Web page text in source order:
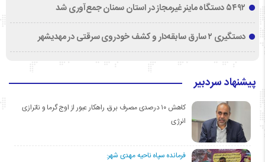
۵۴۹۲ دستگاه ماینر غیرمجاز در استان سمنان جمع‌آوری شد
دستگیری ۲ سارق سابقه‌دار و کشف خودروی سرقتی در مهدیشهر
پیشنهاد سردبیر
کاهش ۱۰ درصدی مصرف برق، راهکار عبور از اوج گرما و ناترازی
انرژی
فرمانده سپاه ناحیه مهدی شهر: